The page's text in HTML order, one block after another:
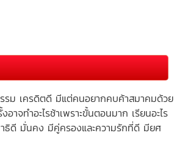
เครดิตดี มีแต่คนอยากคบค้าสมาคมด้วย
จทำอะไรช้าเพราะขั้นตอนมาก เรียนอะไร
าธิดี มั่นคง มีคู่ครองและความรักที่ดี มียศ